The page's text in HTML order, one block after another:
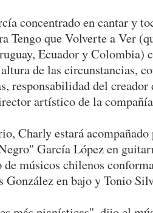
concentrado en cantar y
Tengo que Volverte a Ver
Ecuador y Colombia)
de las circunstancias,
responsabilidad del
artístico de la
Charly estará
García López en
músicos chilenos
en bajo y Tonio